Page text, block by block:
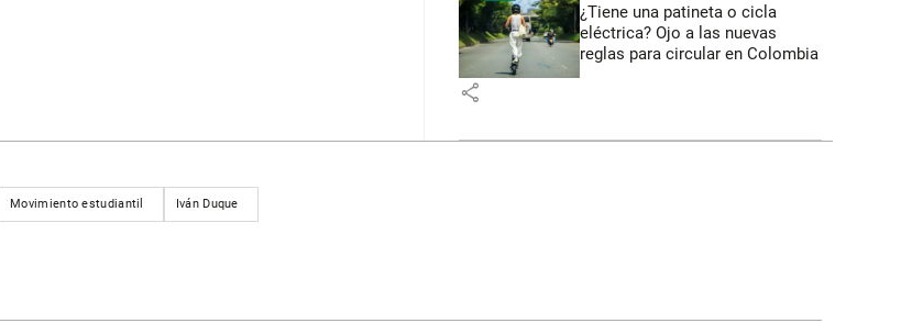
¿Tiene una patineta o cicla
eléctrica? Ojo a las nuevas
reglas para circular en Colombia
share
Movimiento estudiantil Iván Duque